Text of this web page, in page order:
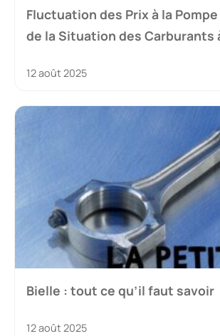
Fluctuation des Prix à la
de la Situation des Carburants
12 août 2025
Bielle : tout ce qu’il faut savoir
12 août 2025